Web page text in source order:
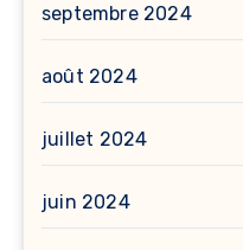
septembre 2024
août 2024
juillet 2024
juin 2024